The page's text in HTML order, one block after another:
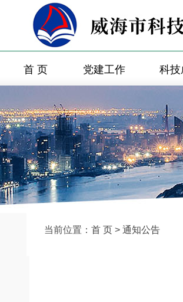
首 页 党建工作 科技
当前位置： 首 页 > 通知公告